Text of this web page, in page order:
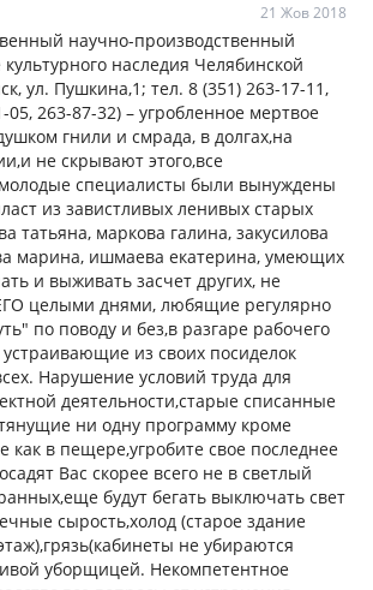
21 Жов 2018
научно-производственный
наследия Челябинской
ул. Пушкина,1; тел. 8 (351) 263-17-11,
05, 263-87-32) – угробленное мертвое
гнили и смрада, в долгах,на
не скрывают этого,все
специалисты были вынуждены
из завистливых ленивых старых
татьяна, маркова галина, закусилова
марина, ишмаева екатерина, умеющих
и выживать засчет других, не
целыми днями, любящие регулярно
по поводу и без,в разгаре рабочего
из своих посиделок
Нарушение условий труда для
деятельности,старые списанные
ни одну программу кроме
как в пещере,угробите свое последнее
Вас скорее всего не в светлый
будут бегать выключать свет
сырость,холод (старое здание
не убираются
уборщицей. Некомпетентное